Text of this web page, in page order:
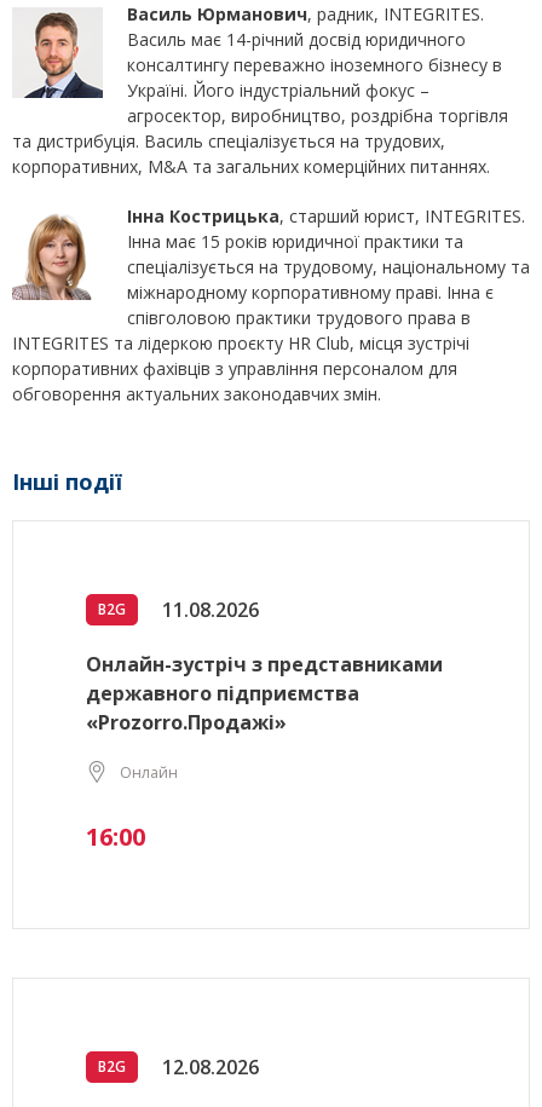
Василь Юрманович, радник, INTEGRITES.
Василь має 14-річний досвід юридичного
консалтингу переважно іноземного бізнесу в
Україні. Його індустріальний фокус –
агросектор, виробництво, роздрібна торгівля
та дистрибуція. Василь спеціалізується на трудових,
корпоративних, M&A та загальних комерційних питаннях.
Інна Кострицька, старший юрист, INTEGRITES.
Інна має 15 років юридичної практики та
спеціалізується на трудовому, національному та
міжнародному корпоративному праві. Інна є
співголовою практики трудового права в
INTEGRITES та лідеркою проєкту HR Club, місця зустрічі
корпоративних фахівців з управління персоналом для
обговорення актуальних законодавчих змін.
Інші події
B2G 11.08.2026
Онлайн-зустріч з представниками
державного підприємства
«Prozorro.Продажі»
Онлайн
16:00
B2G 12.08.2026